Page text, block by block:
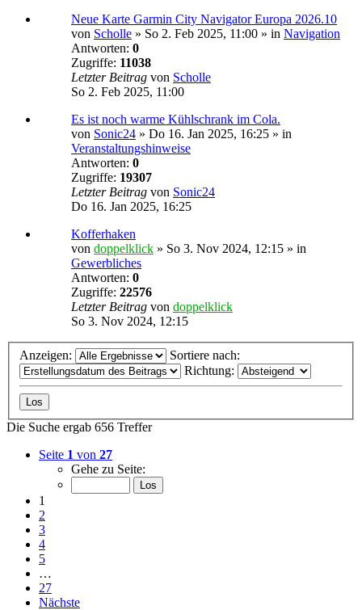
Neue Karte Garmin City Navigator Europa 2026.10
von Scholle » So 2. Feb 2025, 11:00 » in Navigation
Antworten: 0
Zugriffe: 11038
Letzter Beitrag von Scholle
So 2. Feb 2025, 11:00
Es ist noch warme Kühlschrank im Cola.
von Sonic24 » Do 16. Jan 2025, 16:25 » in
Veranstaltungshinweise
Antworten: 0
Zugriffe: 19307
Letzter Beitrag von Sonic24
Do 16. Jan 2025, 16:25
Kofferhaken
von doppelklick » So 3. Nov 2024, 12:15 » in
Gewerbliches
Antworten: 0
Zugriffe: 22576
Letzter Beitrag von doppelklick
So 3. Nov 2024, 12:15
Anzeigen:
Sortiere nach:
Richtung:
Die Suche ergab 656 Treffer
Seite 1 von 27
Gehe zu Seite:
1
2
3
4
5
…
27
Nächste